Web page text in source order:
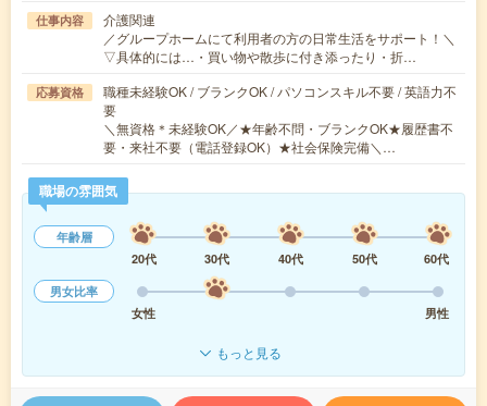
仕事内容
介護関連
／グループホームにて利用者の方の日常生活をサポート！＼
▽具体的には…・買い物や散歩に付き添ったり・折…
応募資格
職種未経験OK / ブランクOK / パソコンスキル不要 / 英語力不
要
＼無資格＊未経験OK／★年齢不問・ブランクOK★履歴書不
要・来社不要（電話登録OK）★社会保険完備＼…
職場の雰囲気
年齢層
20代
30代 40代 50代
60代
男女比率
女性
男性
もっと見る